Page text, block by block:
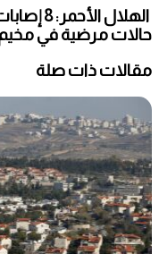
الهلال
حالات مرضية في مخيم
مقالات ذات صلة